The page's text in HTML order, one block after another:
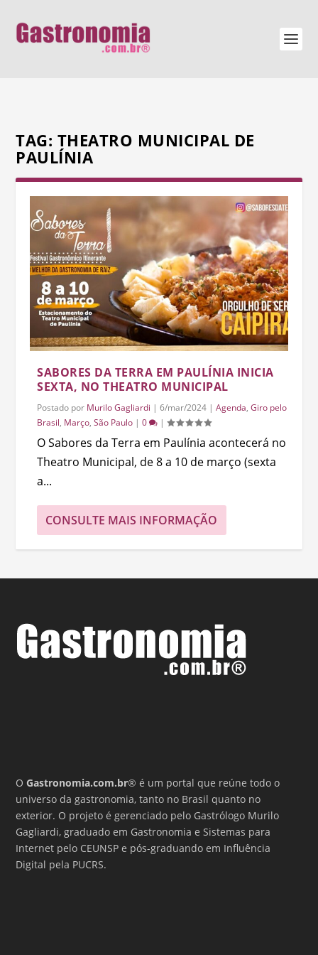
TAG: THEATRO MUNICIPAL DE
PAULÍNIA
SABORES DA TERRA EM PAULÍNIA INICIA
SEXTA, NO THEATRO MUNICIPAL
Postado por Murilo Gagliardi |6/mar/2024 |Agenda,Giro pelo
Brasil, Março,São Paulo |0 |
O Sabores da Terra em Paulínia acontecerá no
Theatro Municipal, de 8 a 10 de março (sexta
a...
CONSULTE MAIS INFORMAÇÃO
OGastronomia.com.br® é um portal que reúne todo o
universo da gastronomia, tanto no Brasil quanto no
exterior. O projeto é gerenciado pelo Gastrólogo Murilo
Gagliardi, graduado em Gastronomia e Sistemas para
Internet pelo CEUNSP e pós-graduando em Influência
Digital pela PUCRS.